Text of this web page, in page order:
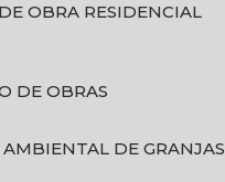
OBRA RESIDENCIAL
DE OBRAS
AMBIENTAL DE GRANJAS